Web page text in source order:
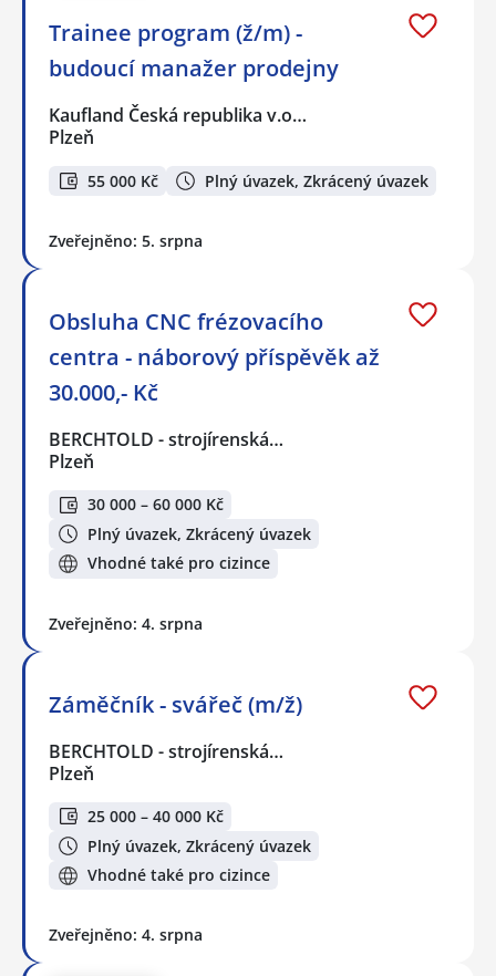
Trainee program (ž/m) -
budoucí manažer prodejny
Kaufland Česká republika v.o…
Plzeň
55 000 Kč Plný úvazek, Zkrácený úvazek
Zveřejněno: 5. srpna
Obsluha CNC frézovacího
centra - náborový příspěvěk až
30.000,- Kč
BERCHTOLD - strojírenská…
Plzeň
30 000 – 60 000 Kč
Plný úvazek, Zkrácený úvazek
Vhodné také pro cizince
Zveřejněno: 4. srpna
Záměčník - svářeč (m/ž)
BERCHTOLD - strojírenská…
Plzeň
25 000 – 40 000 Kč
Plný úvazek, Zkrácený úvazek
Vhodné také pro cizince
Zveřejněno: 4. srpna